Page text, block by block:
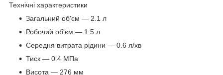
Технічні характеристики
Загальний об'єм — 2.1 л
Робочий об'єм — 1.5 л
Середня витрата рідини — 0.6 л/хв
Тиск — 0.4 МПа
Висота — 276 мм